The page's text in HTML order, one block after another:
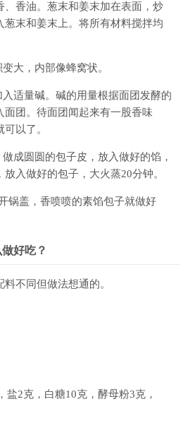
、香油。葱末和姜末加在表面，炒
末和姜末上。将所有材料搅拌均
，内部像蜂窝状。
量碱。碱的用量根据面团发酵的
团。待面团闻起来有一股香味
以了。
圆圆的包子皮，放入做好的馅，
入做好的包子，大火蒸20分钟。
盖，香喷喷的素馅包子就做好
好吃？
不同但做法想通的。
盐2克，白糖10克，酵母粉3克，